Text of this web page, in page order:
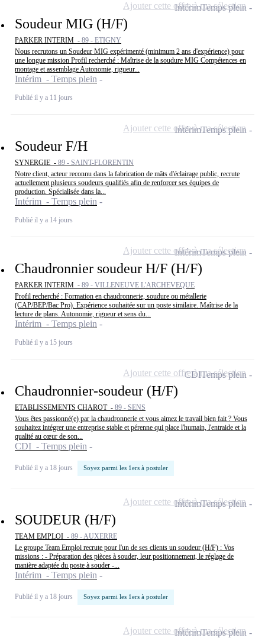
Soudeur MIG (H/F)
PARKER INTERIM - 89 - ETIGNY
Nous recrutons un Soudeur MIG expérimenté (minimum 2 ans d'expérience) pour
une longue mission Profil recherché : Maîtrise de la soudure MIG Compétences en
montage et assemblage Autonomie, rigueur...
Intérim - Temps plein
Publié il y a 11 jours
IntérimTemps plein
Ajouter cette offre à ma sélection
Soudeur F/H
SYNERGIE - 89 - SAINT-FLORENTIN
Notre client, acteur reconnu dans la fabrication de mâts d'éclairage public, recrute
actuellement plusieurs soudeurs qualifiés afin de renforcer ses équipes de
production. Spécialisée dans la...
Intérim - Temps plein
Publié il y a 14 jours
IntérimTemps plein
Ajouter cette offre à ma sélection
Chaudronnier soudeur H/F (H/F)
PARKER INTERIM - 89 - VILLENEUVE L'ARCHEVEQUE
Profil recherché : Formation en chaudronnerie, soudure ou métallerie
(CAP/BEP/Bac Pro). Expérience souhaitée sur un poste similaire. Maîtrise de la
lecture de plans. Autonomie, rigueur et sens du...
Intérim - Temps plein
Publié il y a 15 jours
IntérimTemps plein
Ajouter cette offre à ma sélection
Chaudronnier-soudeur (H/F)
ETABLISSEMENTS CHAROT - 89 - SENS
Vous êtes passionné(e) par la chaudronnerie et vous aimez le travail bien fait ? Vous
souhaitez intégrer une entreprise stable et pérenne qui place l'humain, l'entraide et la
qualité au cœur de son...
CDI - Temps plein
Publié il y a 18 jours Soyez parmi les 1ers à postuler
CDITemps plein
Ajouter cette offre à ma sélection
SOUDEUR (H/F)
TEAM EMPLOI - 89 - AUXERRE
Le groupe Team Emploi recrute pour l'un de ses clients un soudeur (H/F) : Vos
missions : - Préparation des pièces à souder, leur positionnement, le réglage de
manière adaptée du poste à souder -...
Intérim - Temps plein
Publié il y a 18 jours Soyez parmi les 1ers à postuler
IntérimTemps plein
Ajouter cette offre à ma sélection
IntérimTemps plein
Ajouter cette offre à ma sélection